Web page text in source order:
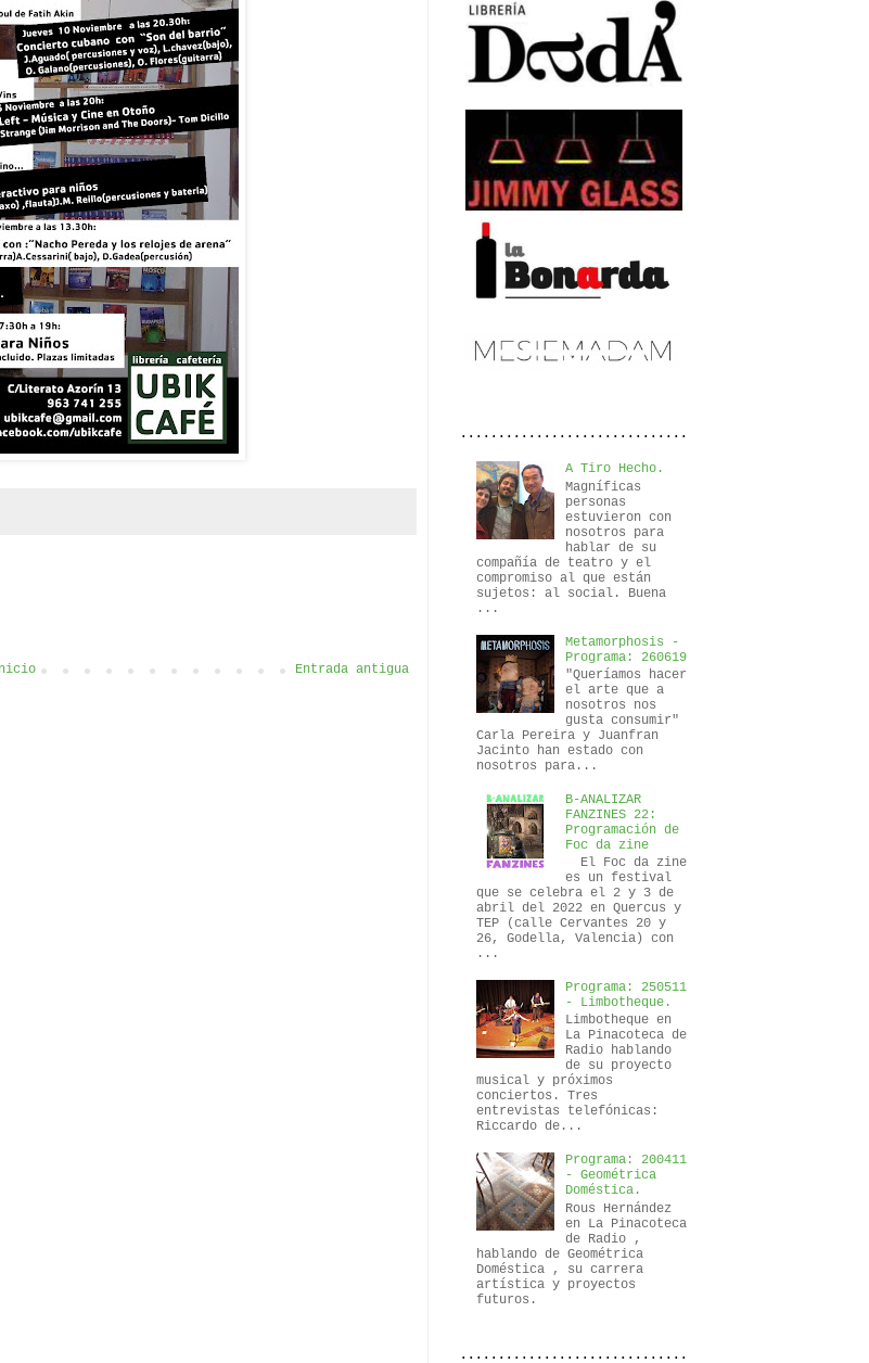
Entrada antigua
..............................
A Tiro Hecho.
Magníficas
personas
estuvieron con
nosotros para
hablar de su
compañía de teatro y el
compromiso al que están
sujetos: al social. Buena
...
Metamorphosis -
Programa: 260619
"Queríamos hacer
el arte que a
nosotros nos
gusta consumir"
Carla Pereira y Juanfran
Jacinto han estado con
nosotros para...
B-ANALIZAR
FANZINES 22:
Programación de
Foc da zine
El Foc da zine
es un festival
que se celebra el 2 y 3 de
abril del 2022 en Quercus y
TEP (calle Cervantes 20 y
26, Godella, Valencia) con
...
Programa: 250511
- Limbotheque.
Limbotheque en
La Pinacoteca de
Radio hablando
de su proyecto
musical y próximos
conciertos. Tres
entrevistas telefónicas:
Riccardo de...
Programa: 200411
- Geométrica
Doméstica.
Rous Hernández
en La Pinacoteca
de Radio ,
hablando de Geométrica
Doméstica , su carrera
artística y proyectos
futuros.
..............................